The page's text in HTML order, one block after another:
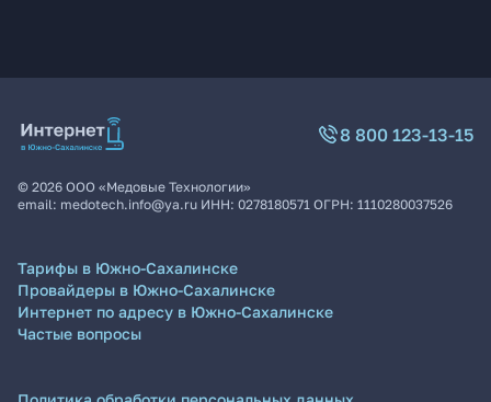
8 800 123-13-15
© 2026 ООО «Медовые Технологии»
email: medotech.info@ya.ru ИНН: 0278180571 ОГРН: 1110280037526
Тарифы в Южно-Сахалинске
Провайдеры в Южно-Сахалинске
Интернет по адресу в Южно-Сахалинске
Частые вопросы